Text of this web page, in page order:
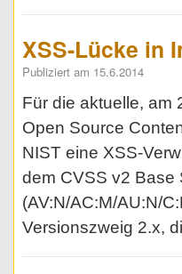
XSS-Lücke in
Publiziert am 15.6.2014
Für die aktuelle, am
Open Source
NIST eine XSS-
dem CVSS v2 Base
(AV:N/AC:M/AU:N/
Versionszweig 2.x,